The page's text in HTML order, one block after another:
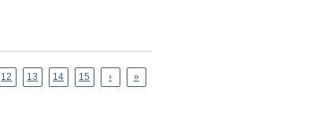
12 13 14 15 › »